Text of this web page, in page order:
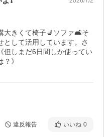
大きくて椅子💺ソファ🛋️そ
として活用しています。さ
但しまだ6日間しか使ってい
》
違反報告 いいね 0